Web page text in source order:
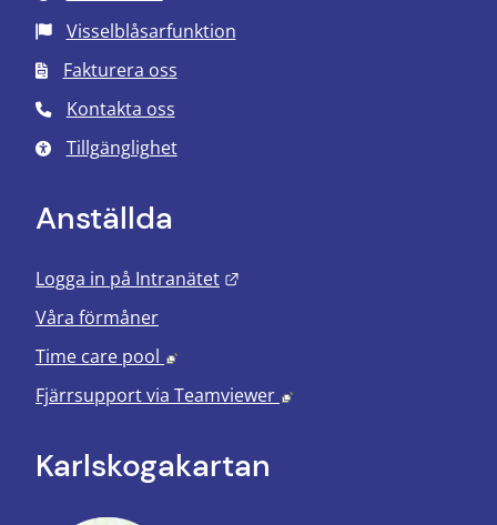
Visselblåsarfunktion
Fakturera oss
Kontakta oss
Tillgänglighet
Anställda
Logga in på Intranätet
Våra förmåner
Time care pool
Länk till annan webbplats, öppnas i
Fjärrsupport via Teamviewer Länk till annan
Karlskoga­kartan